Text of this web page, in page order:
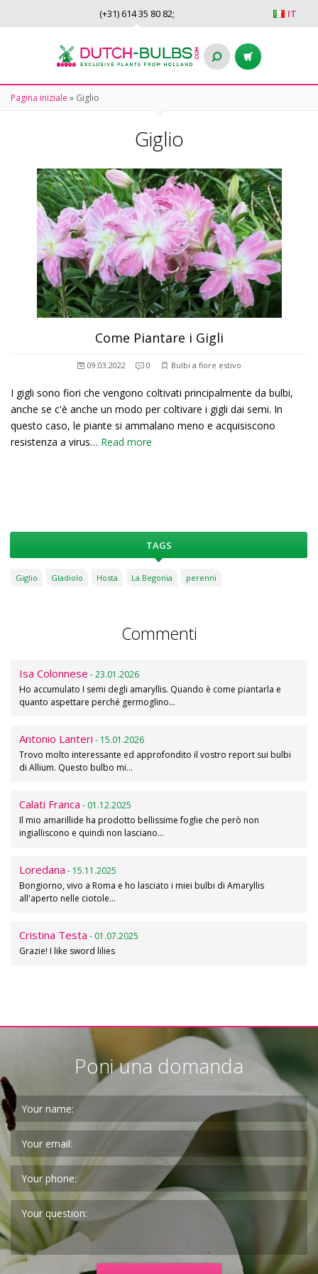
IT
(+31) 614 35 80 82;
Pagina iniziale » Giglio
Giglio
Come Piantare i Gigli
09.03.2022 0 Bulbi a fiore estivo
I gigli sono fiori che vengono coltivati principalmente da bulbi,
anche se c'è anche un modo per coltivare i gigli dai semi. In
questo caso, le piante si ammalano meno e acquisiscono
resistenza a virus… Read more
TAGS
Giglio Gladiolo Hosta La Begonia perenni
Commenti
Isa Colonnese - 23.01.2026
Ho accumulato I semi degli amaryllis. Quando è come piantarla e
quanto aspettare perché germoglino…
Antonio Lanteri - 15.01.2026
Trovo molto interessante ed approfondito il vostro report sui bulbi
di Allium. Questo bulbo mi…
Calati Franca - 01.12.2025
Il mio amarillide ha prodotto bellissime foglie che però non
ingialliscono e quindi non lasciano…
Loredana - 15.11.2025
Bongiorno, vivo a Roma e ho lasciato i miei bulbi di Amaryllis
all'aperto nelle ciotole…
Cristina Testa - 01.07.2025
Grazie! I like sword lilies
Poni una domanda